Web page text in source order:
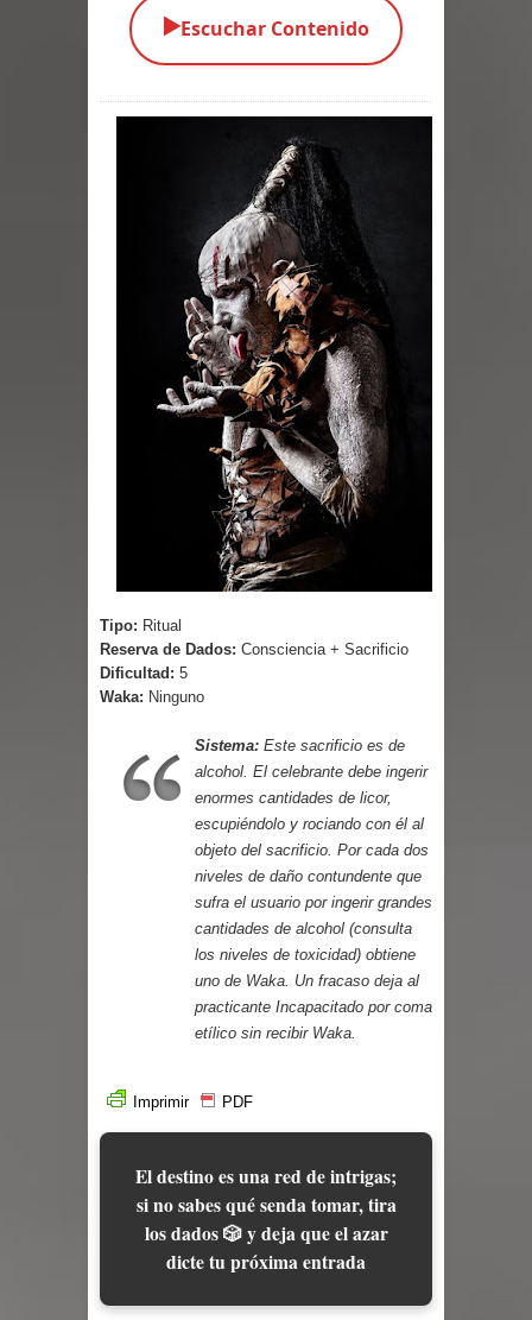
Parte 06: Coletazos
Parte 05: Los Horrores del Infierno
Parte 04: Oídos Sordos
Parte 03: La Traición
Parte 02: Vuelve el Hijo Prodigo
Parte 03: Reflexiones
Parte 02: Un Bicho Raro
Parte 01: Una Misión de Locos
Parte 03: Forastero en Tierra Muerta
▶️Escuchar Contenido
Tipo: Ritual
Reserva de Dados: Consciencia + Sacrificio
Dificultad: 5
Waka: Ninguno
Sistema: Este sacrificio es de
alcohol. El celebrante debe ingerir
enormes cantidades de licor,
escupiéndolo y rociando con él al
objeto del sacrificio. Por cada dos
niveles de daño contundente que
sufra el usuario por ingerir grandes
cantidades de alcohol (consulta
los niveles de toxicidad) obtiene
uno de Waka. Un fracaso deja al
practicante Incapacitado por coma
etílico sin recibir Waka.
Imprimir PDF
El destino es una red de intrigas;
si no sabes qué senda tomar, tira
los dados 🎲 y deja que el azar
dicte tu próxima entrada